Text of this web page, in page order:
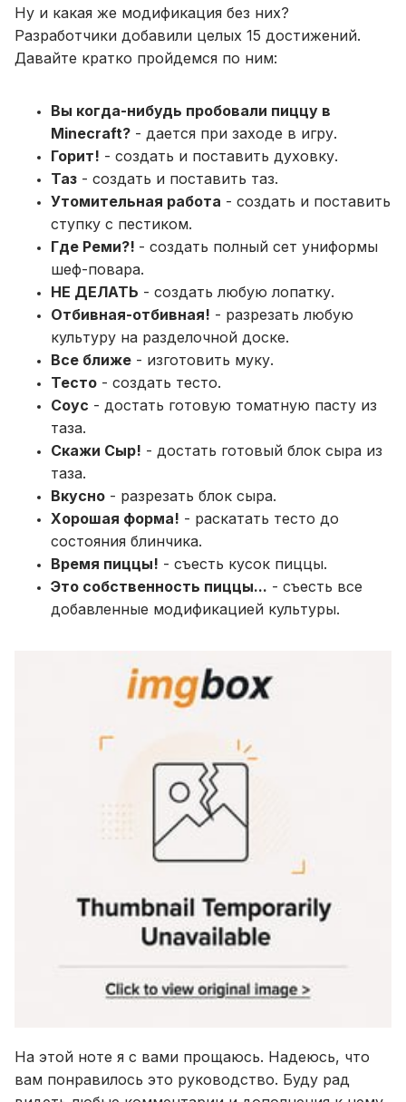
Ну и какая же модификация без них?
Разработчики добавили целых 15 достижений.
Давайте кратко пройдемся по ним:
Вы когда-нибудь пробовали пиццу в
Minecraft? - дается при заходе в игру.
Горит! - создать и поставить духовку.
Таз - создать и поставить таз.
Утомительная работа - создать и поставить
ступку с пестиком.
Где Реми?! - создать полный сет униформы
шеф-повара.
НЕ ДЕЛАТЬ - создать любую лопатку.
Отбивная-отбивная! - разрезать любую
культуру на разделочной доске.
Все ближе - изготовить муку.
Тесто - создать тесто.
Соус - достать готовую томатную пасту из
таза.
Скажи Сыр! - достать готовый блок сыра из
таза.
Вкусно - разрезать блок сыра.
Хорошая форма! - раскатать тесто до
состояния блинчика.
Время пиццы! - съесть кусок пиццы.
Это собственность пиццы... - съесть все
добавленные модификацией культуры.
На этой ноте я с вами прощаюсь. Надеюсь, что
вам понравилось это руководство. Буду рад